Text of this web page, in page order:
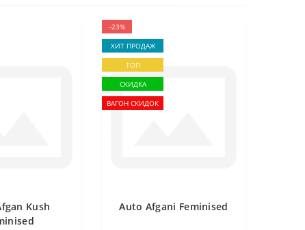
Kush
-23%
ХИТ ПРОДАЖ
ТОП
СКИДКА
ВАГОН СКИДОК
Auto Afgani Feminised